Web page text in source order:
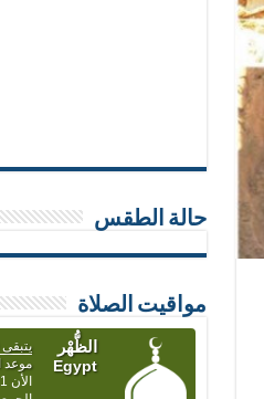
حالة الطقس
مواقيت الصلاة